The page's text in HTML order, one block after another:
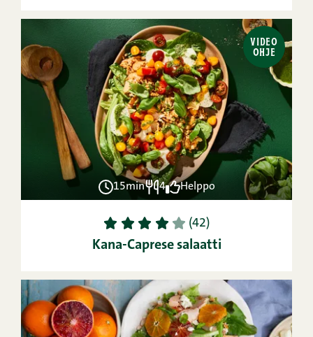
VIDEO
OHJE
15min 4 Helppo
1 2 3 4 5 (42)
Kana-Caprese salaatti